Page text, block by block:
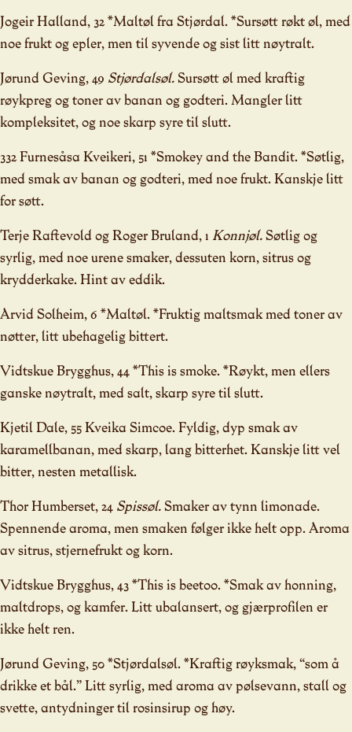
Jogeir Halland, 32 *Maltøl fra Stjørdal. *Sursøtt røkt øl, med
noe frukt og epler, men til syvende og sist litt nøytralt.
Jørund Geving, 49 Stjørdalsøl.Sursøtt øl med kraftig
røykpreg og toner av banan og godteri. Mangler litt
kompleksitet, og noe skarp syre til slutt.
332 Furnesåsa Kveikeri, 51 *Smokey and the Bandit. *Søtlig,
med smak av banan og godteri, med noe frukt. Kanskje litt
for søtt.
Terje Raftevold og Roger Bruland, 1 Konnjøl.Søtlig og
syrlig, med noe urene smaker, dessuten korn, sitrus og
krydderkake. Hint av eddik.
Arvid Solheim, 6 *Maltøl. *Fruktig maltsmak med toner av
nøtter, litt ubehagelig bittert.
Vidtskue Brygghus, 44 *This is smoke. *Røykt, men ellers
ganske nøytralt, med salt, skarp syre til slutt.
Kjetil Dale, 55 Kveika Simcoe. Fyldig, dyp smak av
karamellbanan, med skarp, lang bitterhet. Kanskje litt vel
bitter, nesten metallisk.
Thor Humberset, 24 Spissøl.Smaker av tynn limonade.
Spennende aroma, men smaken følger ikke helt opp. Aroma
av sitrus, stjernefrukt og korn.
Vidtskue Brygghus, 43 *This is beetoo. *Smak av honning,
maltdrops, og kamfer. Litt ubalansert, og gjærprofilen er
ikke helt ren.
Jørund Geving, 50 *Stjørdalsøl. *Kraftig røyksmak, “som å
drikke et bål.” Litt syrlig, med aroma av pølsevann, stall og
svette, antydninger til rosinsirup og høy.